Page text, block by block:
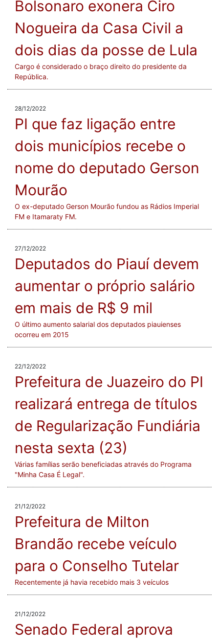
Bolsonaro exonera Ciro
Nogueira da Casa Civil a
dois dias da posse de Lula
Cargo é considerado o braço direito do presidente da
República.
28/12/2022
PI que faz ligação entre
dois municípios recebe o
nome do deputado Gerson
Mourão
O ex-deputado Gerson Mourão fundou as Rádios Imperial
FM e Itamaraty FM.
27/12/2022
Deputados do Piauí devem
aumentar o próprio salário
em mais de R$ 9 mil
O último aumento salarial dos deputados piauienses
ocorreu em 2015
22/12/2022
Prefeitura de Juazeiro do PI
realizará entrega de títulos
de Regularização Fundiária
nesta sexta (23)
Várias famílias serão beneficiadas através do Programa
"Minha Casa É Legal".
21/12/2022
Prefeitura de Milton
Brandão recebe veículo
para o Conselho Tutelar
Recentemente já havia recebido mais 3 veículos
21/12/2022
Senado Federal aprova